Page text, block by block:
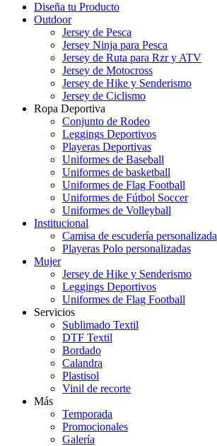
Diseña tu Producto
Outdoor
Jersey de Pesca
Jersey Ninja para Pesca
Jersey de Ruta para Rzr y ATV
Jersey de Motocross
Jersey de Hike y Senderismo
Jersey de Ciclismo
Ropa Deportiva
Conjunto de Rodeo
Leggings Deportivos
Playeras Deportivas
Uniformes de Baseball
Uniformes de basketball
Uniformes de Flag Football
Uniformes de Fútbol Soccer
Uniformes de Volleyball
Institucional
Camisa de escudería personalizada
Playeras Polo personalizadas
Mujer
Jersey de Hike y Senderismo
Leggings Deportivos
Uniformes de Flag Football
Servicios
Sublimado Textil
DTF Textil
Bordado
Calandra
Plastisol
Vinil de recorte
Más
Temporada
Promocionales
Galería